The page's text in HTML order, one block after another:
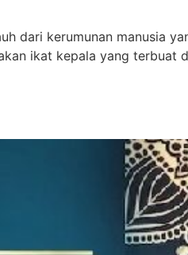
dari kerumunan manusia
ikat kepala yang terbuat